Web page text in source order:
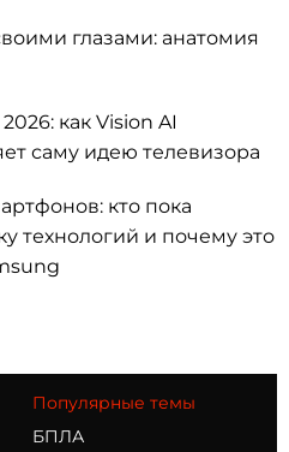
глазами: анатомия
как Vision AI
саму идею телевизора
кто пока
технологий и почему это
Популярные темы
БПЛА